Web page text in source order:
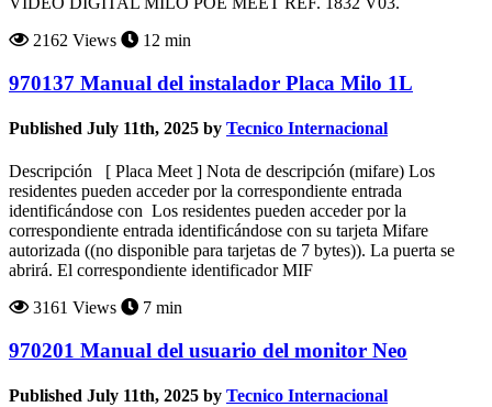
2162 Views
12 min
970137 Manual del instalador Placa Milo 1L
Published July 11th, 2025 by Tecnico Internacional
Descripción [ Placa Meet ] Nota de descripción (mifare) Los
residentes pueden acceder por la correspondiente entrada
identificándose con Los residentes pueden acceder por la
correspondiente entrada identificándose con su tarjeta Mifare
autorizada ((no disponible para tarjetas de 7 bytes)). La puerta se
abrirá. El correspondiente identificador MIF
3161 Views
7 min
970201 Manual del usuario del monitor Neo
Published July 11th, 2025 by Tecnico Internacional